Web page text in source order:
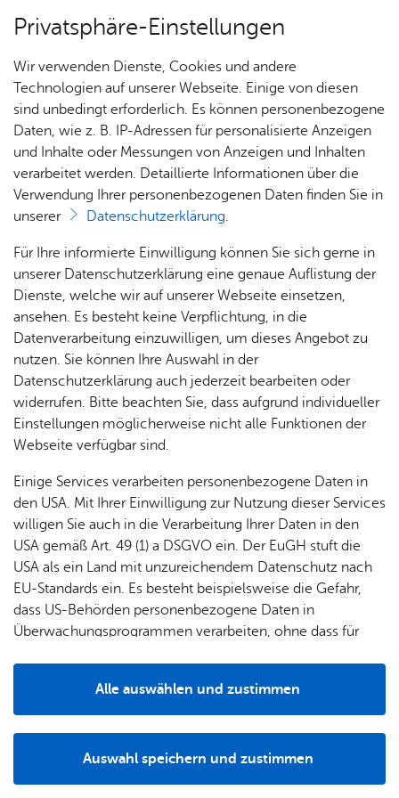
Nach­rich­ten
Fahr­zeu­ge
Kleintanklöschfahrzeug
(KTLF)
Aus­stat­tung
Das Kleintanklöschfahrzeug rückt am Standort Ettenkirch
als erstes Fahrzeug zu Einsätzen mit technischer
Hilfeleistung aus. Während der Anfahrt kann sich ein Trupp
Fahrzeug hat eine Pumpenleistung von 800 Litern pro
Minute und einem Löschwassertank von 500 Liter.
Privatsphäre-Einstellungen
Wir verwenden Dienste, Cookies und andere
Technologien auf unserer Webseite. Einige von diesen
sind unbedingt erforderlich. Es können personenbezogene
Daten, wie z. B. IP-Adressen für personalisierte Anzeigen
und Inhalte oder Messungen von Anzeigen und Inhalten
verarbeitet werden. Detaillierte Informationen über die
Verwendung Ihrer personenbezogenen Daten finden Sie in
unserer
Datenschutzerklärung.
Für Ihre informierte Einwilligung können Sie sich gerne in
unserer Datenschutzerklärung eine genaue Auflistung der
Dienste, welche wir auf unserer Webseite einsetzen,
ansehen. Es besteht keine Verpflichtung, in die
Datenverarbeitung einzuwilligen, um dieses Angebot zu
nutzen. Sie können Ihre Auswahl in der
Datenschutzerklärung auch jederzeit bearbeiten oder
widerrufen. Bitte beachten Sie, dass aufgrund individueller
Einstellungen möglicherweise nicht alle Funktionen der
Webseite verfügbar sind.
Einige Services verarbeiten personenbezogene Daten in
den USA. Mit Ihrer Einwilligung zur Nutzung dieser Services
willigen Sie auch in die Verarbeitung Ihrer Daten in den
USA gemäß Art. 49 (1) a DSGVO ein. Der EuGH stuft die
USA als ein Land mit unzureichendem Datenschutz nach
EU-Standards ein. Es besteht beispielsweise die Gefahr,
dass US-Behörden personenbezogene Daten in
Überwachungsprogrammen verarbeiten, ohne dass für
Auswahl speichern und zustimmen
Alle auswählen und zustimmen